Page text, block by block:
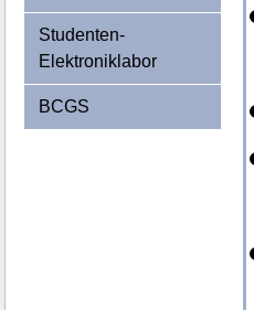
Studenten-
Elektroniklabor
BCGS